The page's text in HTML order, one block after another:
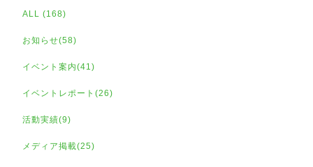
ALL (168)
お知らせ(58)
イベント案内(41)
イベントレポート(26)
活動実績(9)
メディア掲載(25)